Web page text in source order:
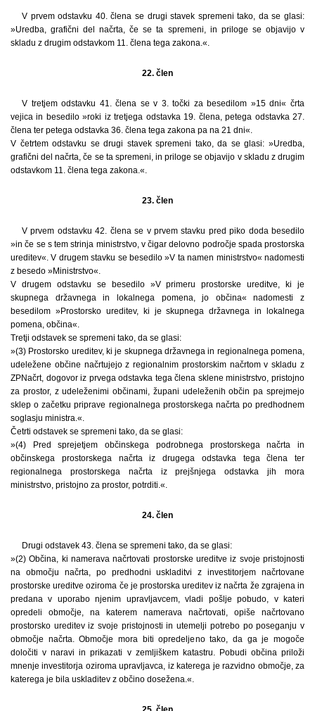
V prvem odstavku 40. člena se drugi stavek spremeni tako, da se glasi:
»Uredba, grafični del načrta, če se ta spremeni, in priloge se objavijo v
skladu z drugim odstavkom 11. člena tega zakona.«.
22. člen
V tretjem odstavku 41. člena se v 3. točki za besedilom »15 dni« črta
vejica in besedilo »roki iz tretjega odstavka 19. člena, petega odstavka 27.
člena ter petega odstavka 36. člena tega zakona pa na 21 dni«.
V četrtem odstavku se drugi stavek spremeni tako, da se glasi: »Uredba,
grafični del načrta, če se ta spremeni, in priloge se objavijo v skladu z drugim
odstavkom 11. člena tega zakona.«.
23. člen
V prvem odstavku 42. člena se v prvem stavku pred piko doda besedilo
»in če se s tem strinja ministrstvo, v čigar delovno področje spada prostorska
ureditev«. V drugem stavku se besedilo »V ta namen ministrstvo« nadomesti
z besedo »Ministrstvo«.
V drugem odstavku se besedilo »V primeru prostorske ureditve, ki je
skupnega državnega in lokalnega pomena, jo občina« nadomesti z
besedilom »Prostorsko ureditev, ki je skupnega državnega in lokalnega
pomena, občina«.
Tretji odstavek se spremeni tako, da se glasi:
»(3) Prostorsko ureditev, ki je skupnega državnega in regionalnega pomena,
udeležene občine načrtujejo z regionalnim prostorskim načrtom v skladu z
ZPNačrt, dogovor iz prvega odstavka tega člena sklene ministrstvo, pristojno
za prostor, z udeleženimi občinami, župani udeleženih občin pa sprejmejo
sklep o začetku priprave regionalnega prostorskega načrta po predhodnem
soglasju ministra.«.
Četrti odstavek se spremeni tako, da se glasi:
»(4) Pred sprejetjem občinskega podrobnega prostorskega načrta in
občinskega prostorskega načrta iz drugega odstavka tega člena ter
regionalnega prostorskega načrta iz prejšnjega odstavka jih mora
ministrstvo, pristojno za prostor, potrditi.«.
24. člen
Drugi odstavek 43. člena se spremeni tako, da se glasi:
»(2) Občina, ki namerava načrtovati prostorske ureditve iz svoje pristojnosti
na območju načrta, po predhodni uskladitvi z investitorjem načrtovane
prostorske ureditve oziroma če je prostorska ureditev iz načrta že zgrajena in
predana v uporabo njenim upravljavcem, vladi pošlje pobudo, v kateri
opredeli območje, na katerem namerava načrtovati, opiše načrtovano
prostorsko ureditev iz svoje pristojnosti in utemelji potrebo po poseganju v
območje načrta. Območje mora biti opredeljeno tako, da ga je mogoče
določiti v naravi in prikazati v zemljiškem katastru. Pobudi občina priloži
mnenje investitorja oziroma upravljavca, iz katerega je razvidno območje, za
katerega je bila uskladitev z občino dosežena.«.